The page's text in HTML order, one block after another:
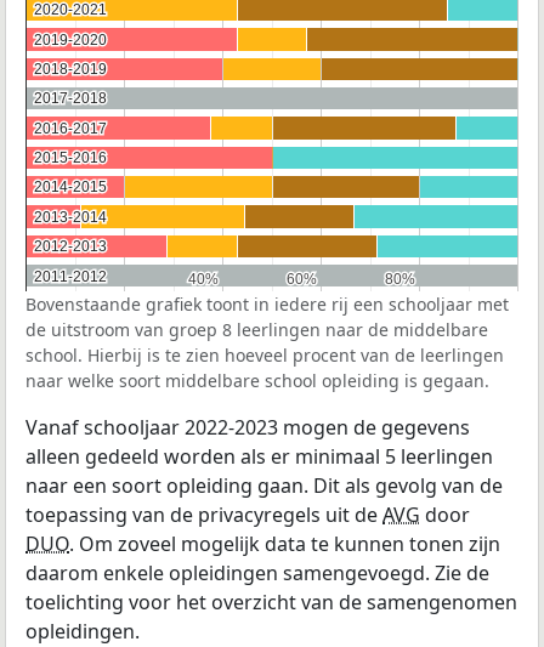
40%
40% 60%
60% 80%
80%
2020-2021
2020-2021
2019-2020
2019-2020
2018-2019
2018-2019
2017-2018
2017-2018
2016-2017
2016-2017
2015-2016
2015-2016
2014-2015
2014-2015
2013-2014
2013-2014
2012-2013
2012-2013
2011-2012
2011-2012
Bovenstaande grafiek toont in iedere rij een schooljaar met
de uitstroom van groep 8 leerlingen naar de middelbare
school. Hierbij is te zien hoeveel procent van de leerlingen
naar welke soort middelbare school opleiding is gegaan.
Vanaf schooljaar 2022-2023 mogen de gegevens
alleen gedeeld worden als er minimaal 5 leerlingen
naar een soort opleiding gaan. Dit als gevolg van de
toepassing van de privacyregels uit deAVG door
DUO. Om zoveel mogelijk data te kunnen tonen zijn
daarom enkele opleidingen samengevoegd. Zie de
toelichting voor het overzicht van de samengenomen
opleidingen.